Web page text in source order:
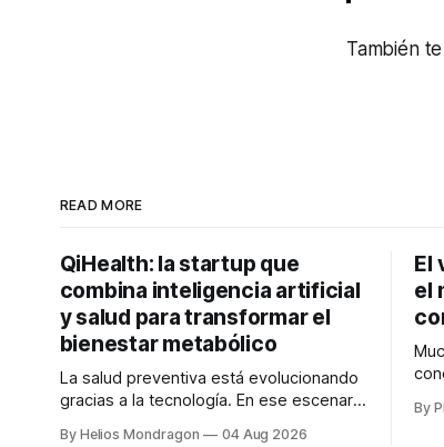
También
READ MORE
QiHealth: la startup que
combina inteligencia artificial
y salud para transformar el
bienestar metabólico
La salud preventiva está evolucionando
gracias a la tecnología. En ese escenario
By Helios Mondragon 04 Aug 2026
El
el
By